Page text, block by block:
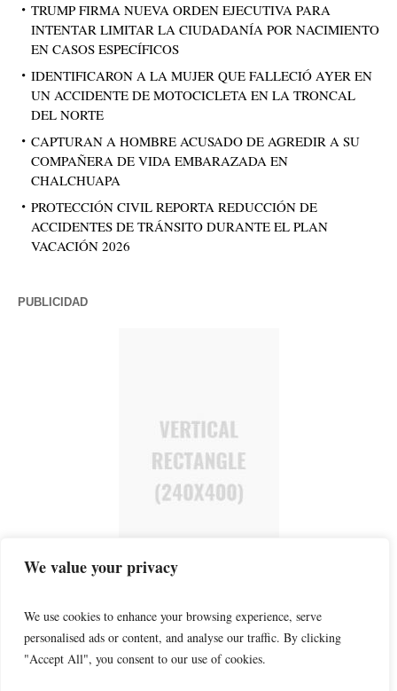
We value your privacy
We use cookies to enhance your browsing experience, serve
personalised ads or content, and analyse our traffic. By clicking
"Accept All", you consent to our use of cookies.
TRUMP FIRMA NUEVA ORDEN EJECUTIVA PARA
INTENTAR LIMITAR LA CIUDADANÍA POR NACIMIENTO
EN CASOS ESPECÍFICOS
IDENTIFICARON A LA MUJER QUE FALLECIÓ AYER EN
UN ACCIDENTE DE MOTOCICLETA EN LA TRONCAL
DEL NORTE
CAPTURAN A HOMBRE ACUSADO DE AGREDIR A SU
COMPAÑERA DE VIDA EMBARAZADA EN
CHALCHUAPA
PROTECCIÓN CIVIL REPORTA REDUCCIÓN DE
ACCIDENTES DE TRÁNSITO DURANTE EL PLAN
VACACIÓN 2026
PUBLICIDAD